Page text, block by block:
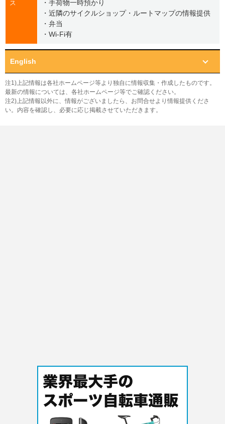
ス
・手荷物一時預かり
・近隣のサイクルショップ・ルートマップの情報提供
・弁当
・Wi-Fi有
English
注1)上記情報は各社ホームページ等より独自に情報収集・作成したものです。
最新の情報については、各社ホームページ等でご確認ください。
注2)上記情報以外に、情報がございましたら、お問合せより情報提供くださ
い。内容を確認し、必要に応じ掲載させていただきます。